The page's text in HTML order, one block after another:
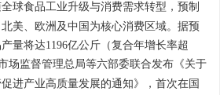
球食品工业升级与消费需求转型，预制
美、欧洲及中国为核心消费区域。据预
量将达1196亿公斤（复合年增长率超
场监督管理总局等六部委联合发布《关于
进产业高质量发展的通知》，首次在国